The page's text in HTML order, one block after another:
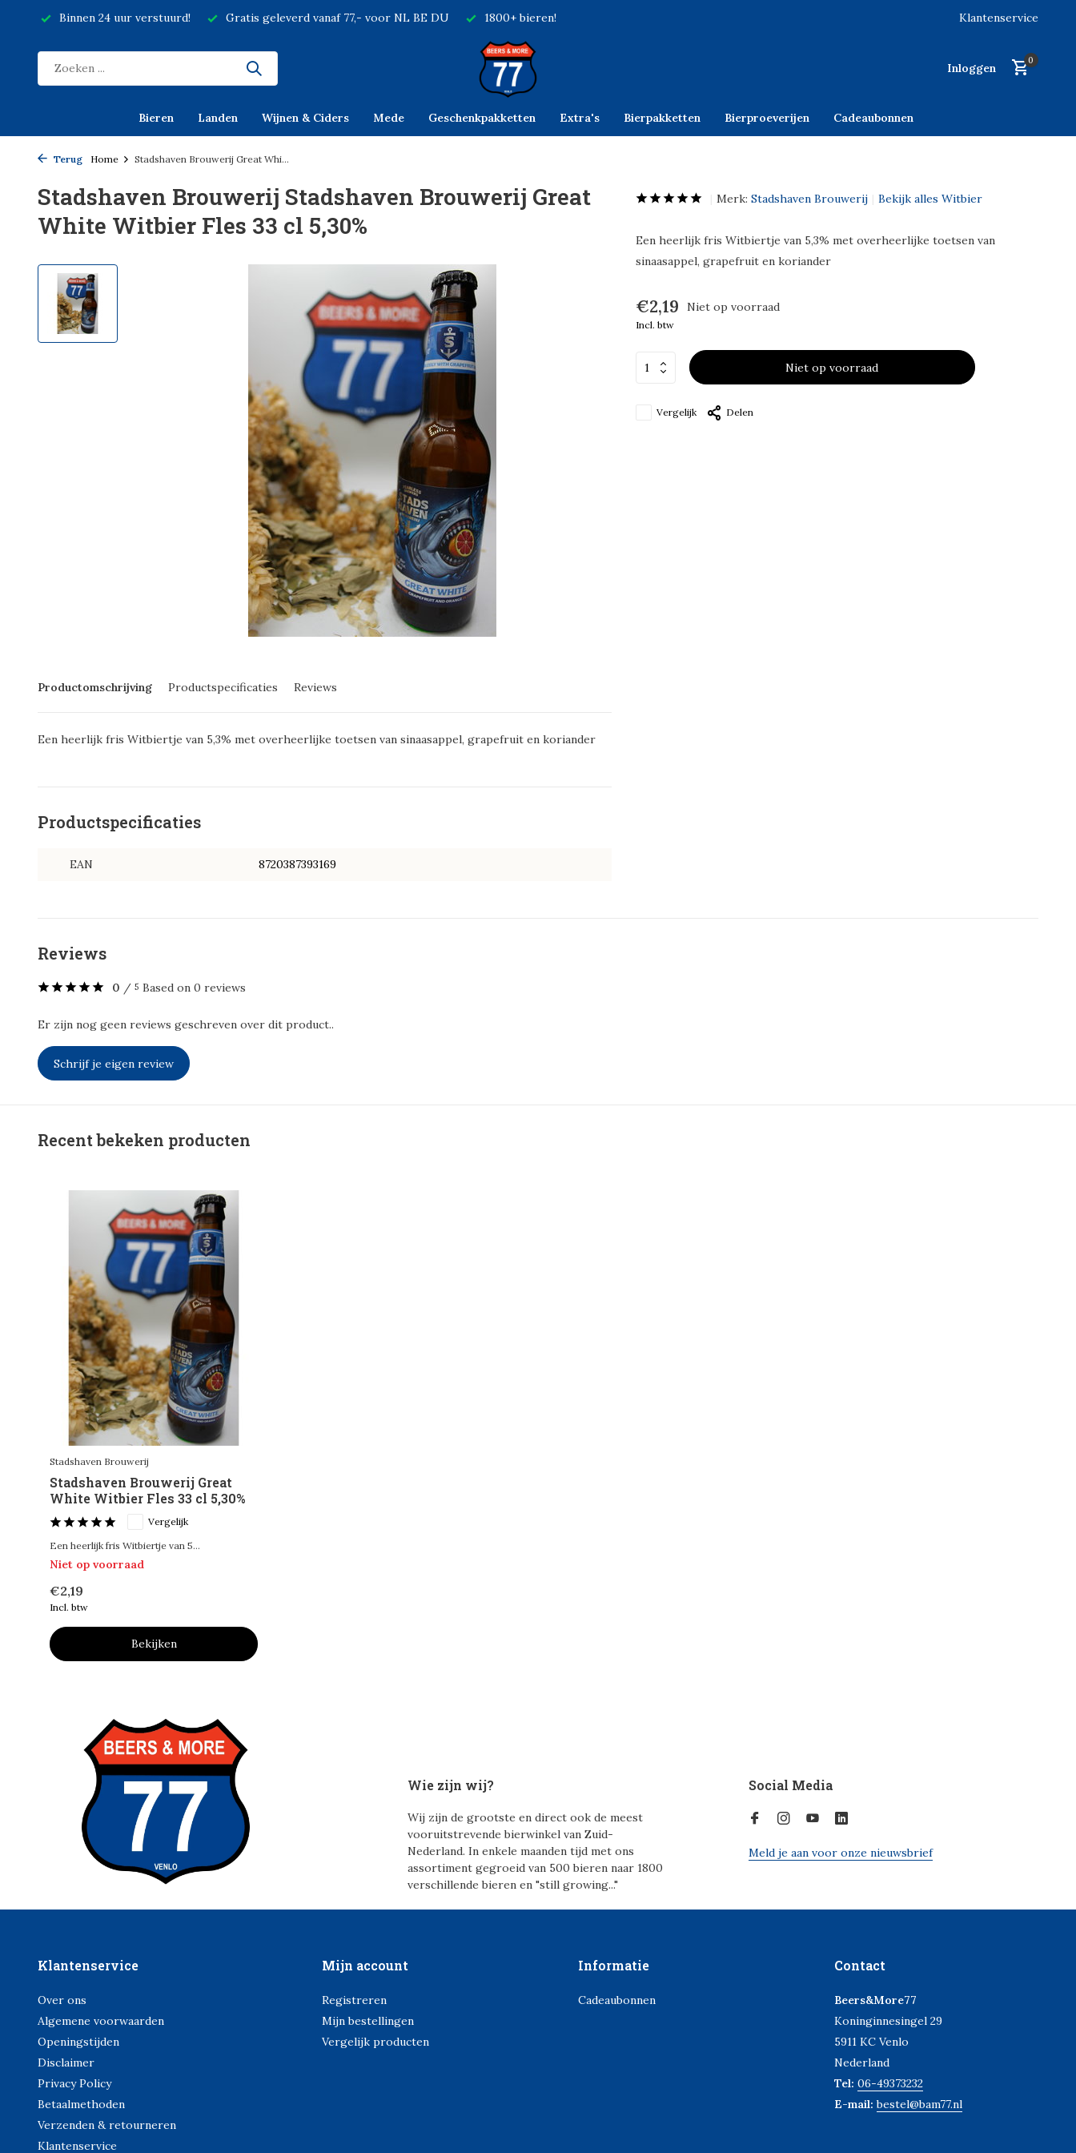
Binnen 24 uur verstuurd! Gratis geleverd vanaf 77,- voor NL BE DU 1800+ bieren! Klantenservice
Inloggen
0
Bieren Landen Wijnen & Ciders Mede Geschenkpakketten Extra's Bierpakketten Bierproeverijen Cadeaubonnen
Terug Home Stadshaven Brouwerij Great Whi...
Stadshaven Brouwerij Stadshaven Brouwerij Great
White Witbier Fles 33 cl 5,30%
Productomschrijving Productspecificaties Reviews
Een heerlijk fris Witbiertje van 5,3% met overheerlijke toetsen van sinaasappel, grapefruit en koriander
Productspecificaties
EAN 8720387393169
Merk: Stadshaven Brouwerij Bekijk alles Witbier
Een heerlijk fris Witbiertje van 5,3% met overheerlijke toetsen van
sinaasappel, grapefruit en koriander
€2,19 Niet op voorraad
Incl. btw
Niet op voorraad
Vergelijk Delen
Reviews
0 / 5 Based on 0 reviews
Er zijn nog geen reviews geschreven over dit product..
Schrijf je eigen review
Recent bekeken producten
Stadshaven Brouwerij
Stadshaven Brouwerij Great
White Witbier Fles 33 cl 5,30%
Vergelijk
Een heerlijk fris Witbiertje van 5...
Niet op voorraad
€2,19
Incl. btw
Bekijken
Wie zijn wij?
Wij zijn de grootste en direct ook de meest
vooruitstrevende bierwinkel van Zuid-
Nederland. In enkele maanden tijd met ons
assortiment gegroeid van 500 bieren naar 1800
verschillende bieren en "still growing..."
Social Media
Meld je aan voor onze nieuwsbrief
Klantenservice
Over ons
Algemene voorwaarden
Openingstijden
Disclaimer
Privacy Policy
Betaalmethoden
Verzenden & retourneren
Klantenservice
Mijn account
Registreren
Mijn bestellingen
Vergelijk producten
Informatie
Cadeaubonnen
Contact
Beers&More77
Koninginnesingel 29
5911 KC Venlo
Nederland
Tel: 06-49373232
E-mail:bestel@bam77.nl